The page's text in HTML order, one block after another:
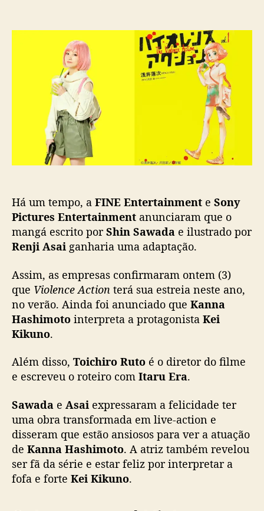
e
p
ã
i
v
e
-
d
i
o
l
n
e
A
c
t
n
o
t
a
c
o
m
Há um tempo, a FINE Entertainment e Sony
Pictures Entertainment anunciaram que o
mangá escrito porShin Sawada e ilustrado por
Renji Asai ganharia uma adaptação.
Assim, as empresas confirmaram ontem (3)
que Violence Action terá sua estreia neste ano,
no verão. Ainda foi anunciado que Kanna
Hashimoto interpreta a protagonista Kei
Kikuno.
Além disso, Toichiro Ruto é o diretor do filme
e escreveu o roteiro com Itaru Era.
Sawada e Asai expressaram a felicidade ter
uma obra transformada em live-action e
disseram que estão ansiosos para ver a atuação
de Kanna Hashimoto. A atriz também revelou
ser fã da série e estar feliz por interpretar a
fofa e forte Kei Kikuno.